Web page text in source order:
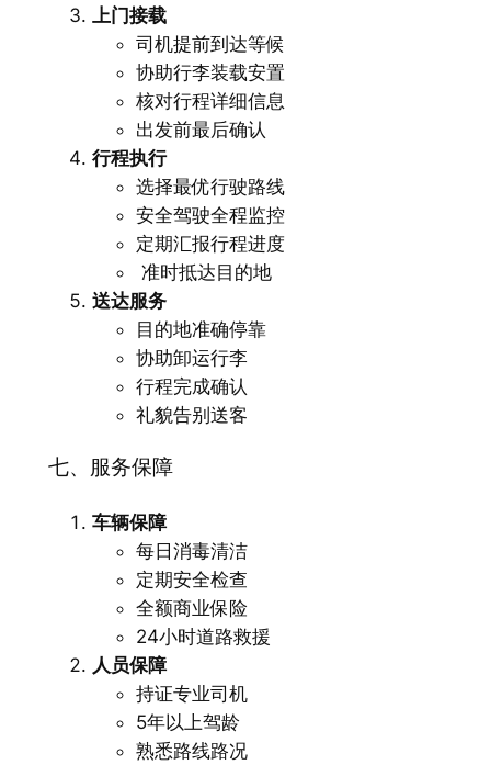
上门接载
司机提前到达等候
协助行李装载安置
核对行程详细信息
出发前最后确认
行程执行
选择最优行驶路线
安全驾驶全程监控
定期汇报行程进度
️ 准时抵达目的地
送达服务
目的地准确停靠
协助卸运行李
行程完成确认
礼貌告别送客
七、服务保障
车辆保障
每日消毒清洁
定期安全检查
全额商业保险
24小时道路救援
人员保障
持证专业司机
5年以上驾龄
熟悉路线路况